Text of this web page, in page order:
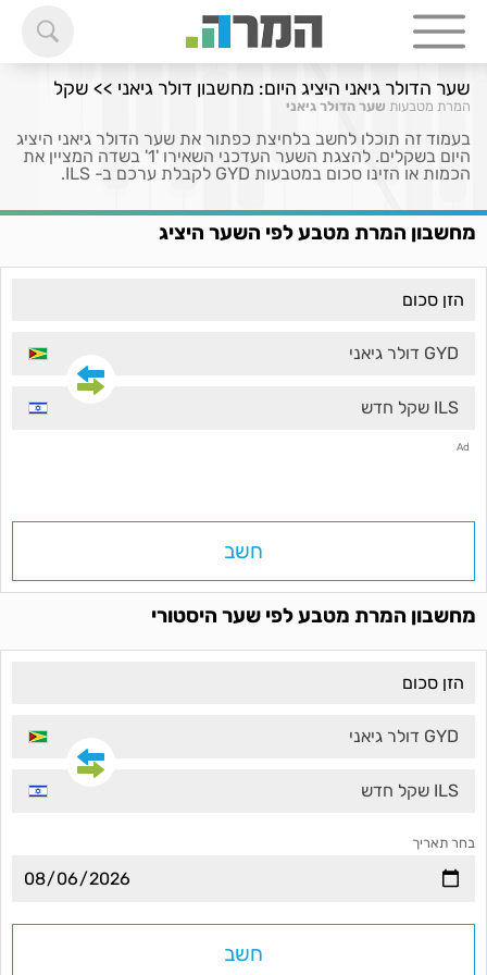
שער הדולר גיאני היציג היום: מחשבון דולר גיאני >> שקל
המרת מטבעות שער הדולר גיאני
בעמוד זה תוכלו לחשב בלחיצת כפתור את שער הדולר גיאני היציג
היום בשקלים. להצגת השער העדכני השאירו '1' בשדה המציין את
הכמות או הזינו סכום במטבעות GYD לקבלת ערכם ב- ILS.
מחשבון המרת מטבע לפי השער היציג
GYD דולר גיאני
ILS שקל חדש
Ad
חשב
מחשבון המרת מטבע לפי שער היסטורי
GYD דולר גיאני
ILS שקל חדש
בחר תאריך